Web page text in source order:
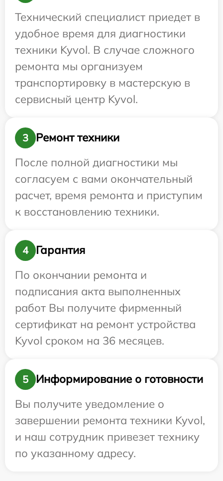
Технический специалист приедет в
удобное время для диагностики
техники Kyvol. В случае сложного
ремонта мы организуем
транспортировку в мастерскую в
сервисный центр Kyvol.
3
Ремонт техники
После полной диагностики мы
согласуем с вами окончательный
расчет, время ремонта и приступим
к восстановлению техники.
4
Гарантия
По окончании ремонта и
подписания акта выполненных
работ Вы получите фирменный
сертификат на ремонт устройства
Kyvol сроком на 36 месяцев.
5
Информирование о готовности
Вы получите уведомление о
завершении ремонта техники Kyvol,
и наш сотрудник привезет технику
по указанному адресу.